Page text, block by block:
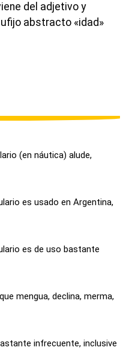
del adjetivo y
abstracto «idad»
(en náutica) alude,
es usado en Argentina,
es de uso bastante
mengua, declina, merma,
infrecuente, inclusive